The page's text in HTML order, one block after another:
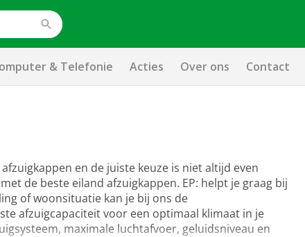
& Telefonie Acties Over ons Contact
en de juiste keuze is niet altijd even
de beste eiland afzuigkappen. EP: helpt je graag bij
of woonsituatie kan je bij ons de
afzuigcapaciteit voor een optimaal klimaat in je
maximale luchtafvoer, geluidsniveau en